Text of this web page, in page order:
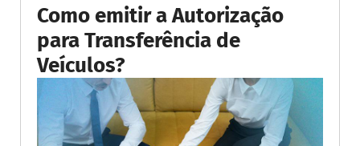
Como emitir a Autorização
para Transferência de
Veículos?